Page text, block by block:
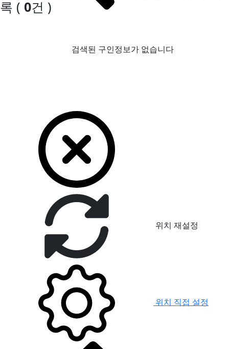
록 ( 0건 )
검색된 구인정보가 없습니다
위치 재설정
위치 직접 설정